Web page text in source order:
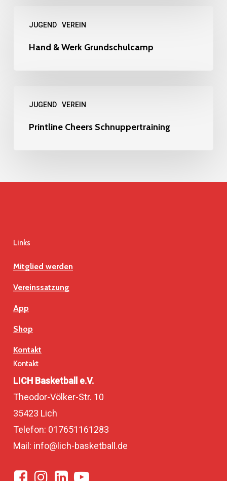
JUGEND VEREIN
WerkHand & Werk Grundschulcamp
JUGEND VEREIN
Cheers
Schnuppertraining
Printline Cheers Schnuppertraining
Links
Mitglied werden
Vereinssatzung
App
Shop
Kontakt
Kontakt
LICH Basketball e.V.
Theodor-Völker-Str. 10
35423 Lich
Telefon: 017651161283
Mail: info@lich-basketball.de